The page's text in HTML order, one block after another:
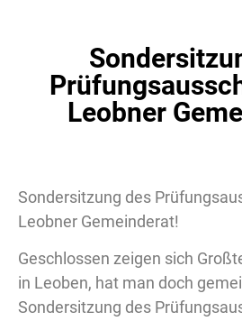
Leobner
Sondersitzung des
Leobner Gemeinderat!
Geschlossen zeigen sich
in Leoben, hat man doch
Sondersitzung des